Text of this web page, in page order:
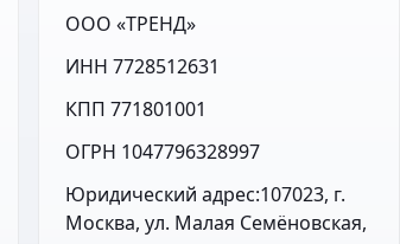
ООО «ТРЕНД»
ИНН 7728512631
КПП 771801001
ОГРН 1047796328997
Юридический адрес:107023, г.
Москва, ул. Малая Семёновская,